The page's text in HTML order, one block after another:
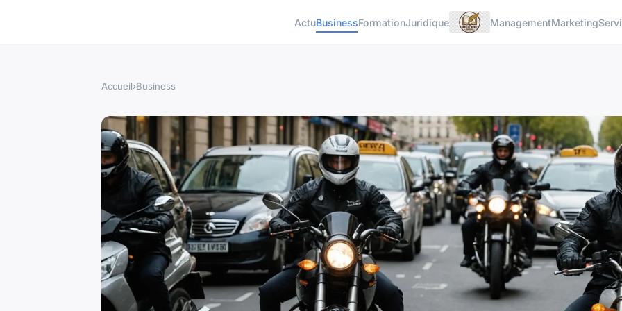
ActuBusinessFormationJuridique ManagementMarketing
Accueil›Business